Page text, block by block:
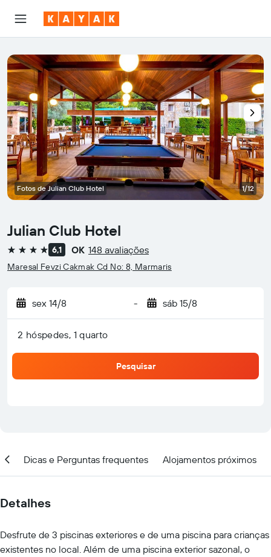
Julian Club Hotel
4 estrelas 6,1 OK 148 avaliações
Maresal Fevzi Cakmak Cd No: 8, Marmaris
sex 14/8 - sáb 15/8
2 hóspedes, 1 quarto
Pesquisar
Fotos de Julian Club Hotel 1/12
Dicas e Perguntas frequentes Alojamentos próximos
Detalhes
Desfrute de 3 piscinas exteriores e de uma piscina para crianças
existentes no local. Além de uma piscina exterior sazonal, o